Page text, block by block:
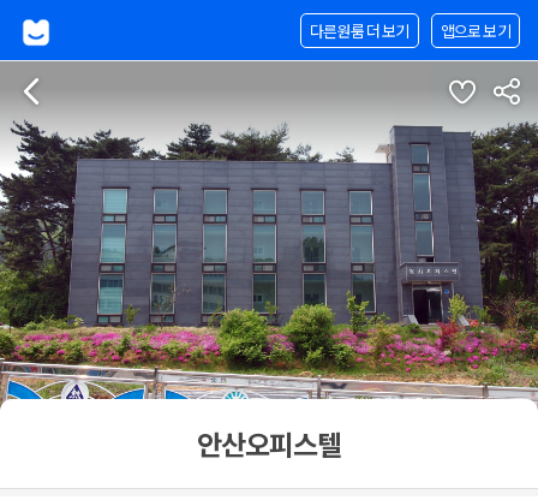
앱으로 보기
다른원룸 더 보기
안산오피스텔